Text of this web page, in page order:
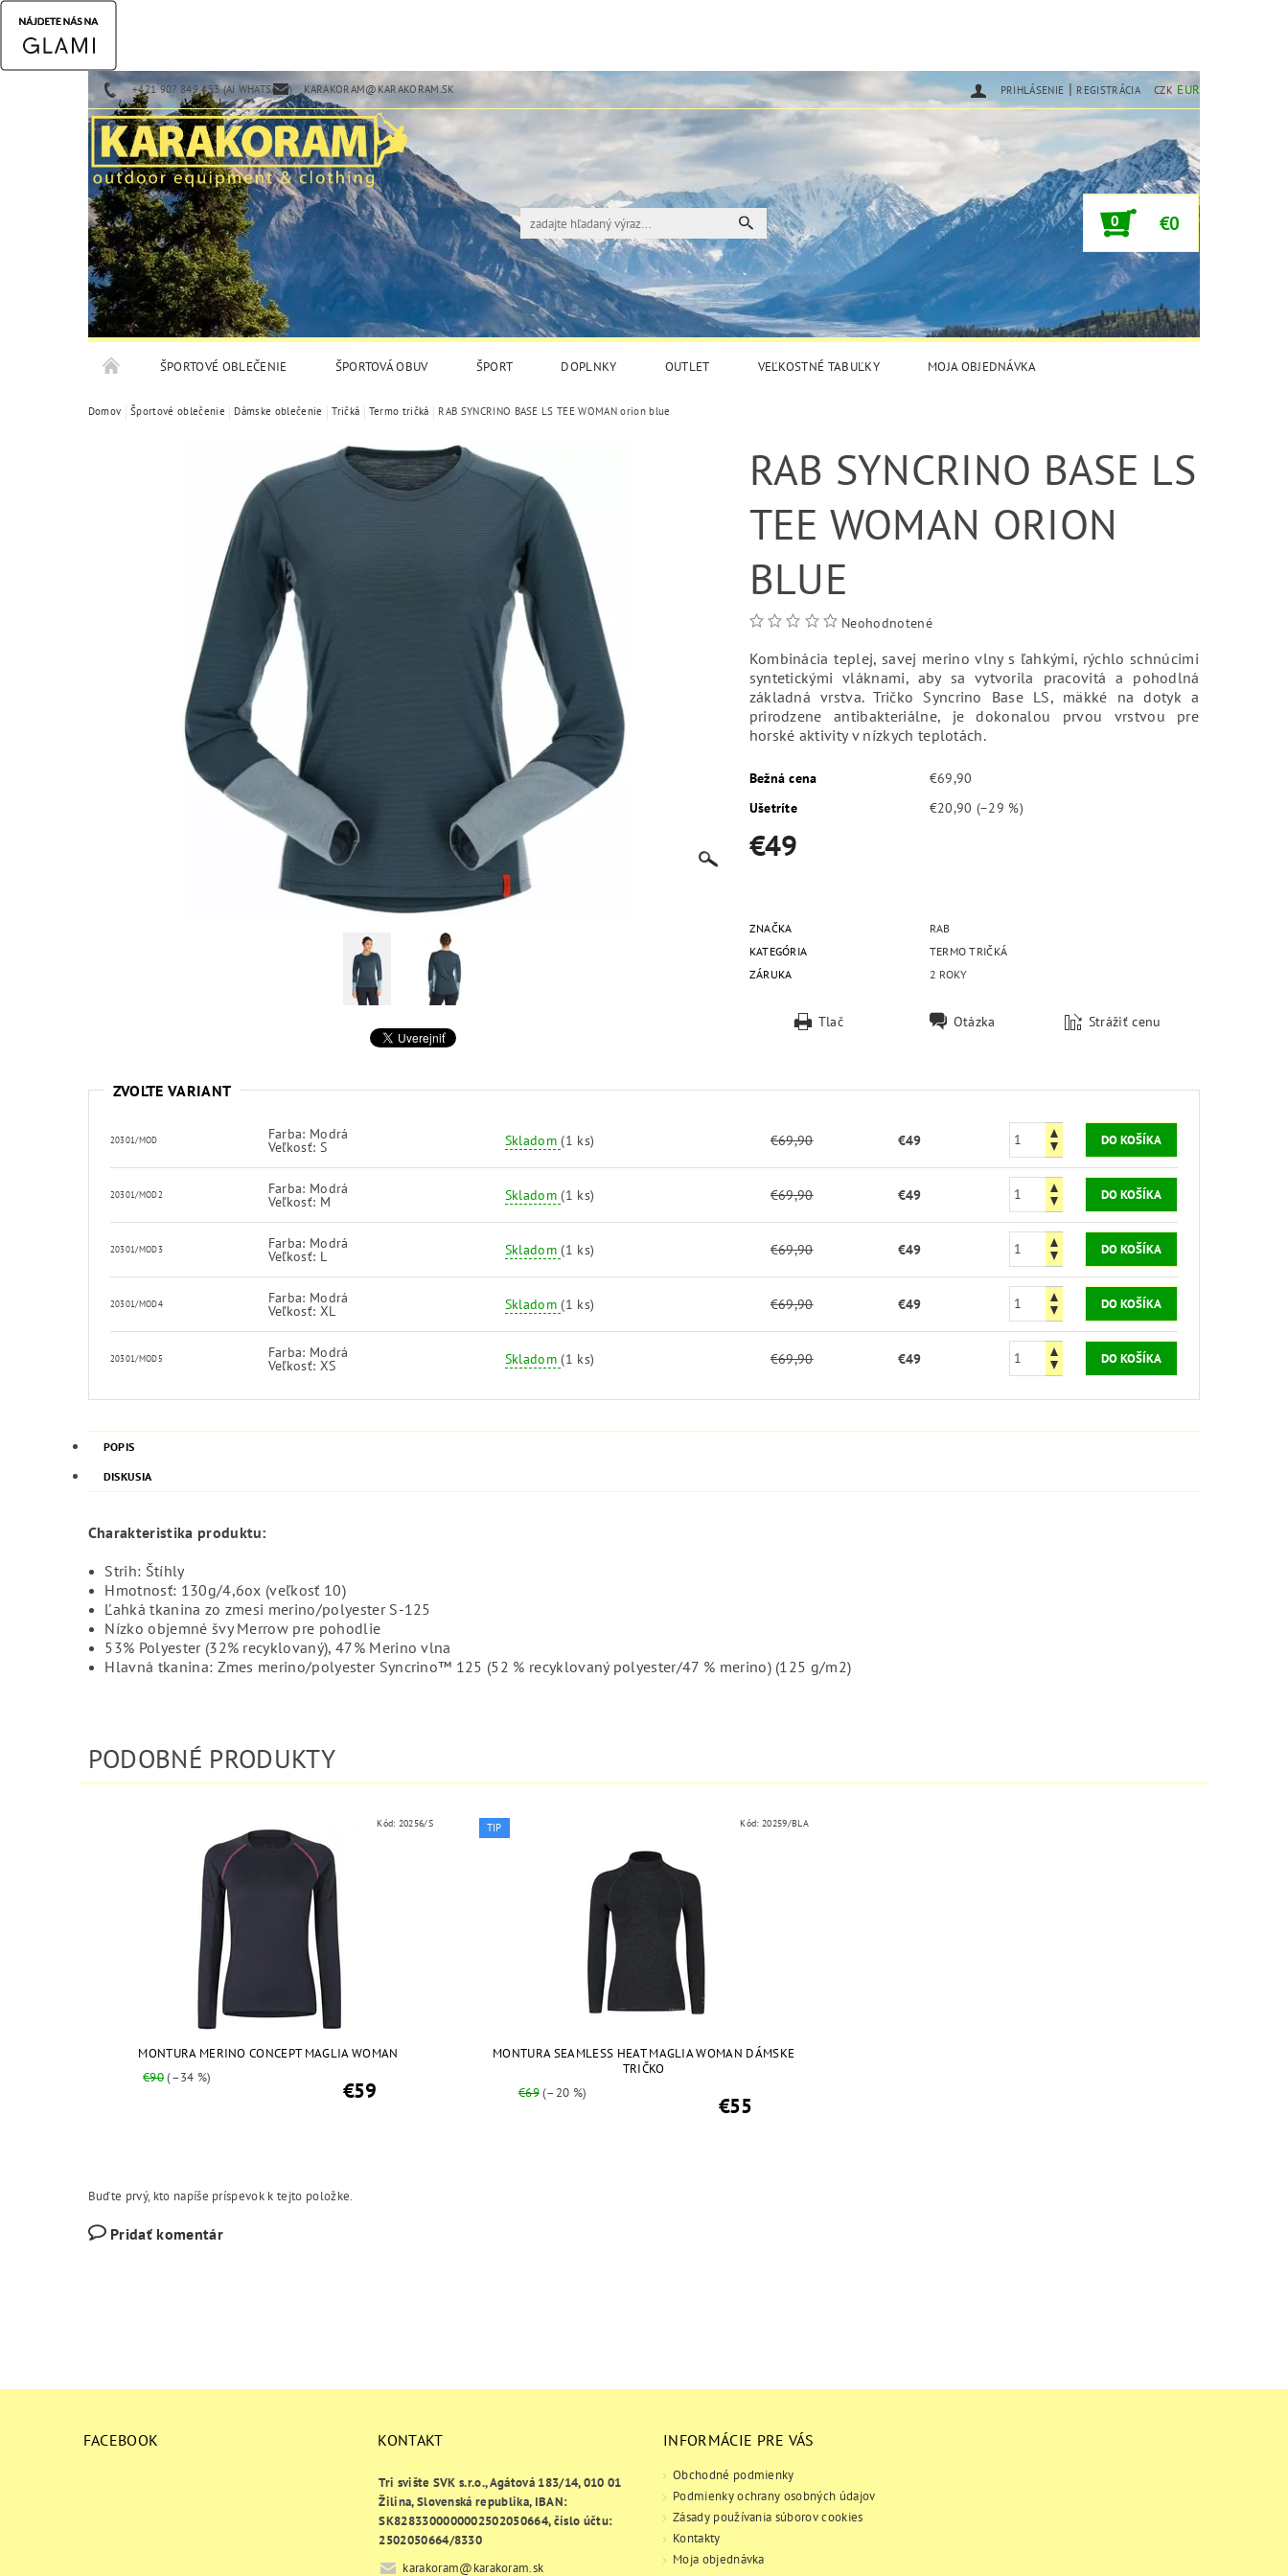
+421 907 849 453 (AJ WHATSAPP) KARAKORAM@KARAKORAM.SK CZK EUR
PRIHLÁSENIE | REGISTRÁCIA
0 €0
ŠPORTOVÉ OBLEČENIE ŠPORTOVÁ OBUV ŠPORT DOPLNKY OUTLET VEĽKOSTNÉ TABUĽKY MOJA OBJEDNÁVKA
Domov Športové oblečenie Dámske oblečenie Tričká Termo tričká RAB SYNCRINO BASE LS TEE WOMAN orion blue
RAB SYNCRINO BASE LS
TEE WOMAN ORION
BLUE
Neohodnotené
Kombinácia teplej, savej merino vlny s ľahkými, rýchlo schnúcimi
syntetickými vláknami, aby sa vytvorila pracovitá a pohodlná
základná vrstva. Tričko Syncrino Base LS, mäkké na dotyk a
prirodzene antibakteriálne, je dokonalou prvou vrstvou pre
horské aktivity v nízkych teplotách.
Bežná cena
€69,90
Ušetríte
€20,90 (–29 %)
€49
ZNAČKA
RAB
KATEGÓRIA
TERMO TRIČKÁ
ZÁRUKA
2 ROKY
Tlač Otázka Strážiť cenu
ZVOĽTE VARIANT
20301/MOD Farba: Modrá
Veľkosť: S Skladom(1 ks) €69,90 €49
20301/MOD2 Farba: Modrá
Veľkosť: M Skladom(1 ks) €69,90 €49
20301/MOD3 Farba: Modrá
Veľkosť: L Skladom(1 ks) €69,90 €49
20301/MOD4 Farba: Modrá
Veľkosť: XL Skladom(1 ks) €69,90 €49
20301/MOD5 Farba: Modrá
Veľkosť: XS Skladom(1 ks) €69,90 €49
POPIS
DISKUSIA
Charakteristika produktu:
Strih: Štíhly
Hmotnosť: 130g/4,6ox (veľkosť 10)
Ľahká tkanina zo zmesi merino/polyester S-125
Nízko objemné švy Merrow pre pohodlie
53% Polyester (32% recyklovaný), 47% Merino vlna
Hlavná tkanina: Zmes merino/polyester Syncrino™ 125 (52 % recyklovaný polyester/47 % merino) (125 g/m2)
PODOBNÉ PRODUKTY
Kód: 20256/S
MONTURA MERINO CONCEPT MAGLIA WOMAN
€90(–34 %)
€59
TIP Kód: 20259/BLA
MONTURA SEAMLESS HEAT MAGLIA WOMAN DÁMSKE
TRIČKO
€69(–20 %)
€55
Buďte prvý, kto napíše príspevok k tejto položke.
Pridať komentár
FACEBOOK KONTAKT
Tri svište SVK s.r.o., Agátová 183/14, 010 01
Žilina, Slovenská republika, IBAN:
SK8283300000002502050664, číslo účtu:
2502050664/8330
karakoram@karakoram.sk
INFORMÁCIE PRE VÁS
Obchodné podmienky
Podmienky ochrany osobných údajov
Zásady používania súborov cookies
Kontakty
Moja objednávka